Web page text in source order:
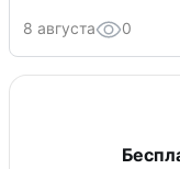
8 августа 0